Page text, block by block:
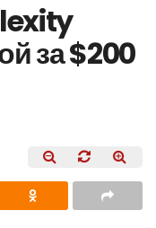
за $200